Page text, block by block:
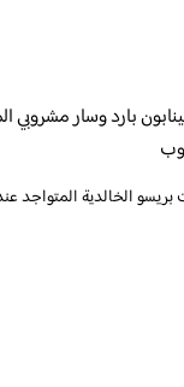
بارد وسار
الخالدية المتواجد